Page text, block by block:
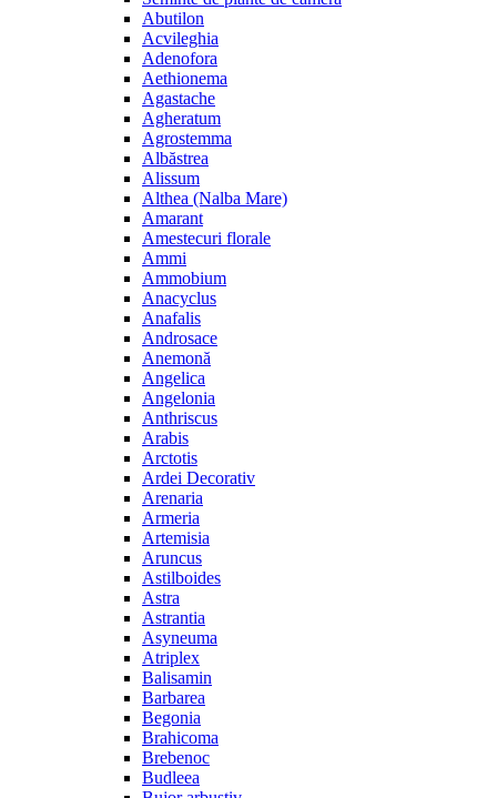
Abutilon
Acvileghia
Adenofora
Aethionema
Agastache
Agheratum
Agrostemma
Albăstrea
Alissum
Althea (Nalba Mare)
Amarant
Amestecuri florale
Ammi
Ammobium
Anacyclus
Anafalis
Androsace
Anemonă
Angelica
Angelonia
Anthriscus
Arabis
Arctotis
Ardei Decorativ
Arenaria
Armeria
Artemisia
Aruncus
Astilboides
Astra
Astrantia
Asyneuma
Atriplex
Balisamin
Barbarea
Begonia
Brahicoma
Brebenoc
Budleea